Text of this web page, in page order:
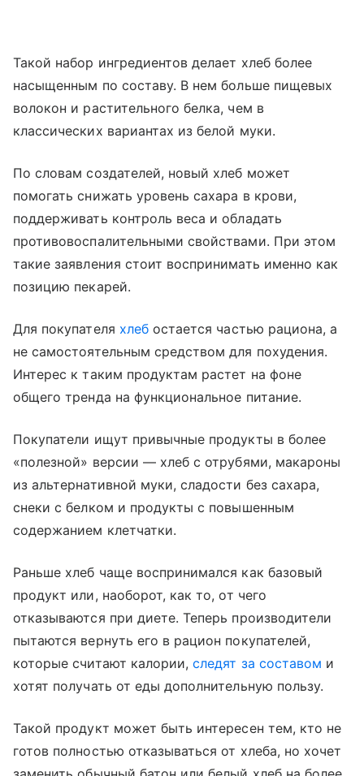
Такой набор ингредиентов делает хлеб более
насыщенным по составу. В нем больше пищевых
волокон и растительного белка, чем в
классических вариантах из белой муки.
По словам создателей, новый хлеб может
помогать снижать уровень сахара в крови,
поддерживать контроль веса и обладать
противовоспалительными свойствами. При этом
такие заявления стоит воспринимать именно как
позицию пекарей.
Для покупателя хлебостается частью рациона, а
не самостоятельным средством для похудения.
Интерес к таким продуктам растет на фоне
общего тренда на функциональное питание.
Покупатели ищут привычные продукты в более
«полезной» версии — хлеб с отрубями, макароны
из альтернативной муки, сладости без сахара,
снеки с белком и продукты с повышенным
содержанием клетчатки.
Раньше хлеб чаще воспринимался как базовый
продукт или, наоборот, как то, от чего
отказываются при диете. Теперь производители
пытаются вернуть его в рацион покупателей,
которые считают калории,следят за составом и
хотят получать от еды дополнительную пользу.
Такой продукт может быть интересен тем, кто не
готов полностью отказываться от хлеба, но хочет